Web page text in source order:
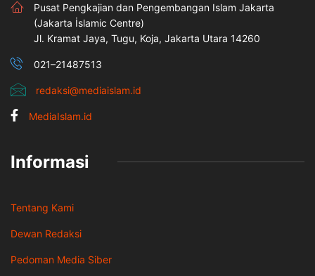
Pusat Pengkajian dan Pengembangan Islam Jakarta
(Jakarta İslamic Centre)
Jl. Kramat Jaya, Tugu, Koja, Jakarta Utara 14260
021–21487513
redaksi@mediaislam.id
MediaIslam.id
Informasi
Tentang Kami
Dewan Redaksi
Pedoman Media Siber